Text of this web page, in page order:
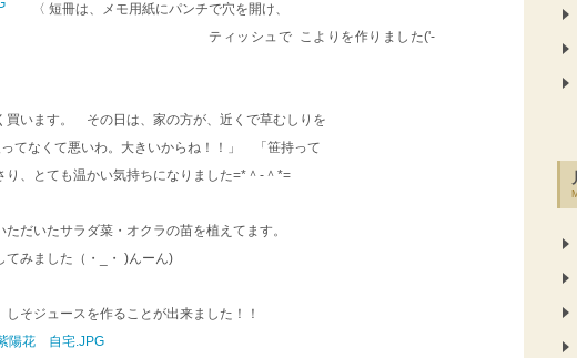
〈 短冊は、メモ用紙にパンチで穴を開け、
こよりを作りました('-
います。 その日は、家の方が、近くで草むしりを
てなくて悪いわ。大きいからね！！」 「笹持って
、とても温かい気持ちになりました=*＾-＾*=
だいたサラダ菜・オクラの苗を植えてます。
てみました（・_・ )んーん)
そジュースを作ることが出来ました！！